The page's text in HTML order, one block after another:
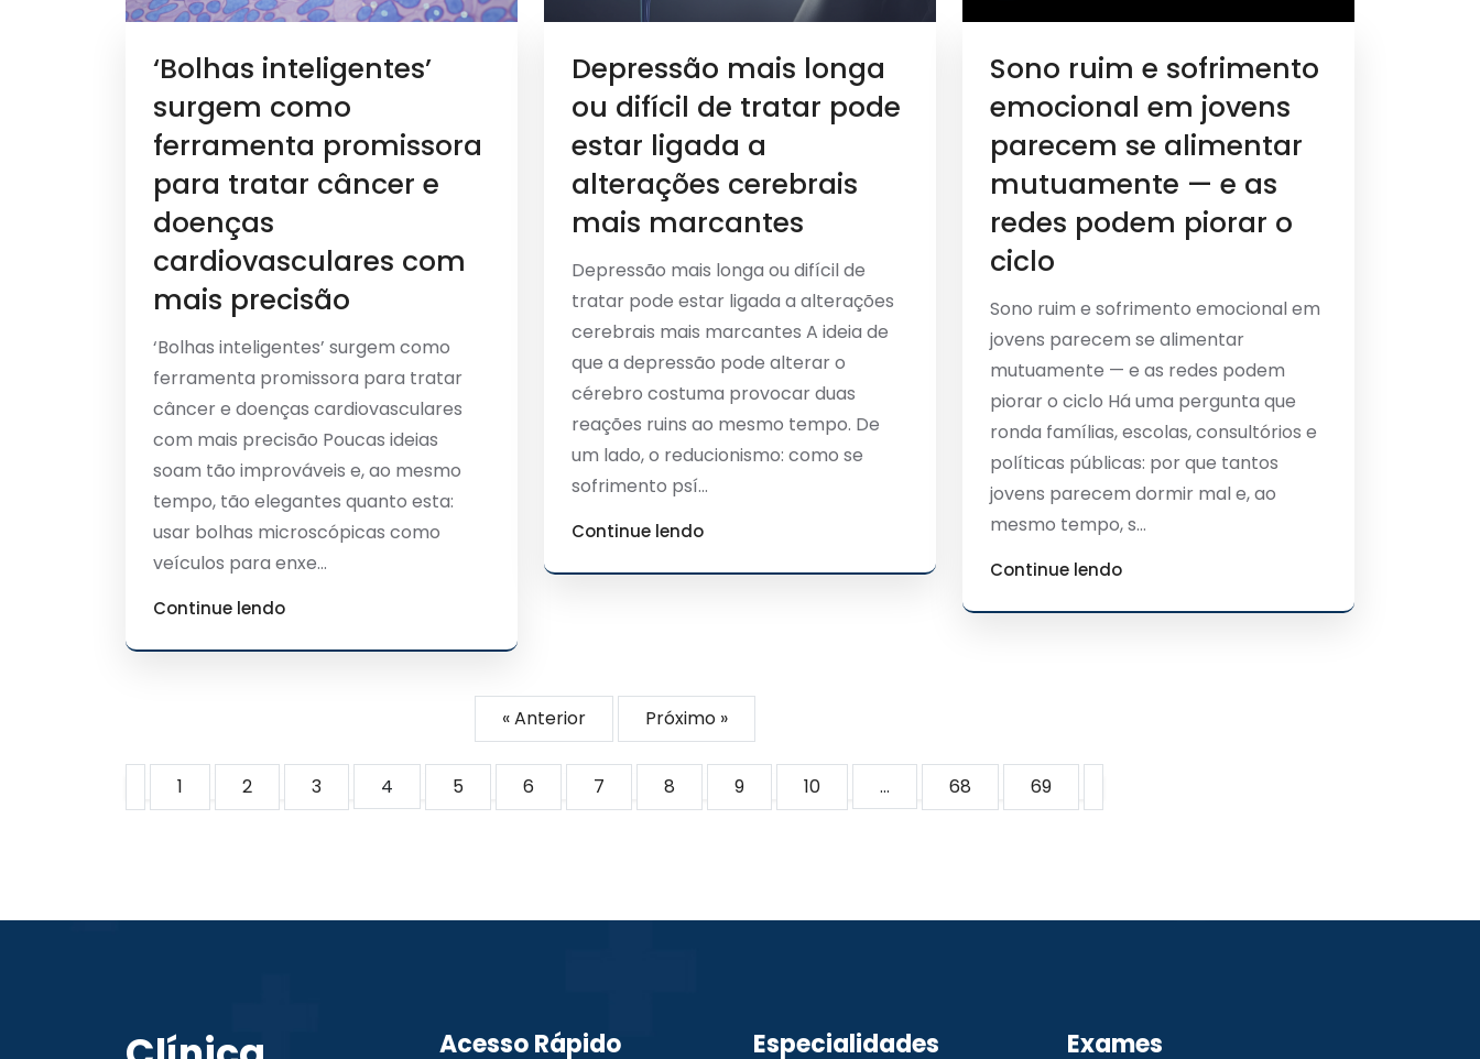
‘Bolhas inteligentes’
surgem como
ferramenta promissora
para tratar câncer e
doenças
cardiovasculares com
mais precisão
‘Bolhas inteligentes’ surgem como
ferramenta promissora para tratar
câncer e doenças cardiovasculares
com mais precisão Poucas ideias
soam tão improváveis e, ao mesmo
tempo, tão elegantes quanto esta:
usar bolhas microscópicas como
veículos para enxe...
Continue lendo
Depressão mais longa
ou difícil de tratar pode
estar ligada a
alterações cerebrais
mais marcantes
Depressão mais longa ou difícil de
tratar pode estar ligada a alterações
cerebrais mais marcantes A ideia de
que a depressão pode alterar o
cérebro costuma provocar duas
reações ruins ao mesmo tempo. De
um lado, o reducionismo: como se
sofrimento psí...
Continue lendo
Sono ruim e sofrimento
emocional em jovens
parecem se alimentar
mutuamente — e as
redes podem piorar o
ciclo
Sono ruim e sofrimento emocional em
jovens parecem se alimentar
mutuamente — e as redes podem
piorar o ciclo Há uma pergunta que
ronda famílias, escolas, consultórios e
políticas públicas: por que tantos
jovens parecem dormir mal e, ao
mesmo tempo, s...
Continue lendo
« Anterior Próximo »
1 2 3 4 5 6 7 8 9 10 ... 68 69
Acesso Rápido Especialidades Exames